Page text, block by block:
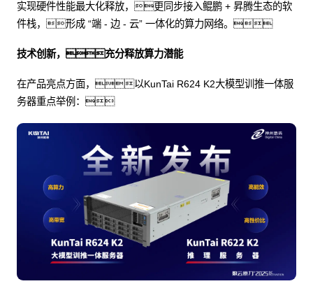
实现硬件性能最大化释放，更同步接入鲲鹏 + 昇腾生态的软
件栈，形成 “端 - 边 - 云” 一体化的算力网络。
技术创新，充分释放算力潜能
在产品亮点方面，以KunTai R624 K2大模型训推一体服
务器重点举例：